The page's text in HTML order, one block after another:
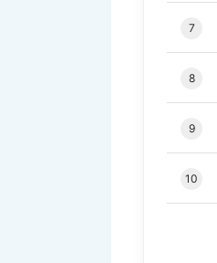
7
8
9
10